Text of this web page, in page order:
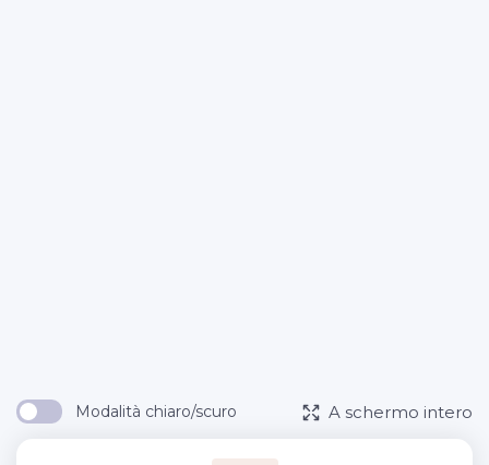
Modalità chiaro/scuro A schermo intero